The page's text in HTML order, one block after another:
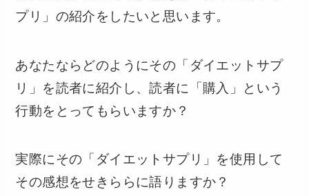
プリ」の紹介をしたいと思います。
あなたならどのようにその「ダイエットサプ
リ」を読者に紹介し、読者に「購入」という
行動をとってもらいますか？
実際にその「ダイエットサプリ」を使用して
その感想をせきららに語りますか？